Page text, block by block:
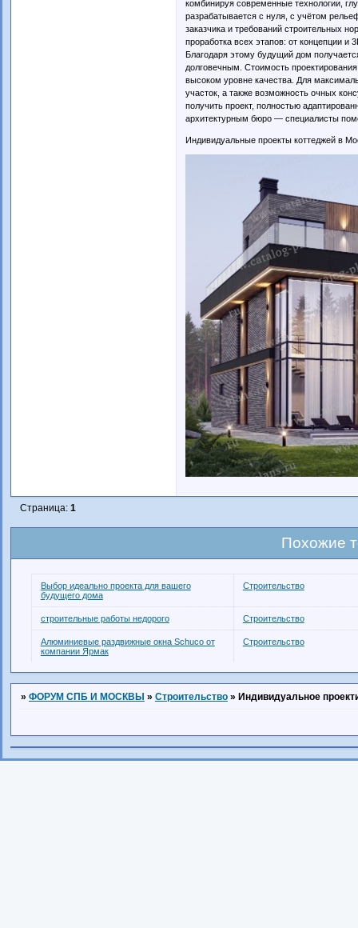
комбинируя современные технологии,
разрабатывается с нуля, с учётом
заказчика и требований строительных
проработка всех этапов: от концепции
Благодаря этому будущий дом
долговечным. Стоимость
высоком уровне качества. Для
участок, а также возможность очных
получить проект, полностью
архитектурным бюро — специалисты
Индивидуальные проекты коттеджей в
Страница: 1
Похожие
Выбор идеально проекта для вашего
будущего дома
Строительство
строительные работы недорого Строительство
Алюминиевые раздвижные окна Schuco от
компании Ярмак
Строительство
» ФОРУМ СПБ И МОСКВЫ » Строительство » Индивидуальное